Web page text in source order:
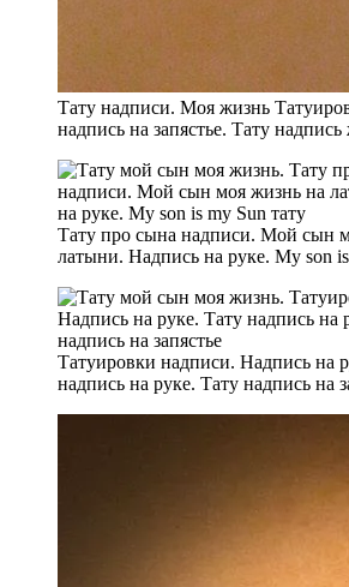
Тату надписи. Моя жизнь
надпись на запястье. Тату
Тату про сына надписи. Мой сын
латыни. Надпись на руке. My son
Татуировки надписи. Надпись на
надпись на руке. Тату надпись на